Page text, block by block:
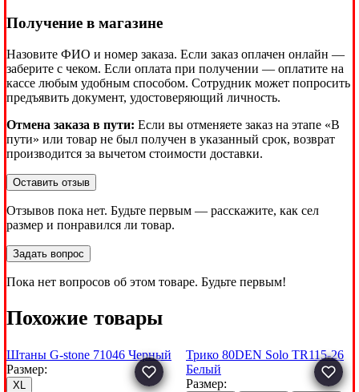
Получение в магазине
Назовите ФИО и номер заказа. Если заказ оплачен онлайн —
заберите с чеком. Если оплата при получении — оплатите на
кассе любым удобным способом. Сотрудник может попросить
предъявить документ, удостоверяющий личность.
Отмена заказа в пути: Если вы отменяете заказ на этапе «В
пути» или товар не был получен в указанный срок, возврат
производится за вычетом стоимости доставки.
Оставить отзыв
Отзывов пока нет. Будьте первым — расскажите, как сел
размер и понравился ли товар.
Задать вопрос
Пока нет вопросов об этом товаре. Будьте первым!
Похожие товары
Штаны G-stone 71046 Черный
Размер:
XL
Трико 80DEN Solo TR115-26
Белый
Размер: